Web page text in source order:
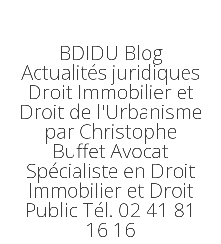
BDIDU Blog
Actualités juridiques
Droit Immobilier et
Droit de l'Urbanisme
par Christophe
Buffet Avocat
Spécialiste en Droit
Immobilier et Droit
Public Tél. 02 41 81
16 16